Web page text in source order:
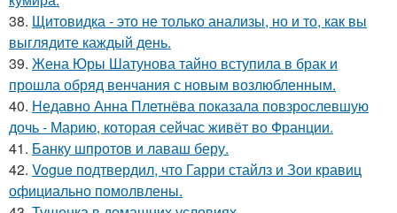
38. Щитовидка - это не только анализы, но и то, как вы
выглядите каждый день.
39. Жена Юры Шатунова тайно вступила в брак и
прошла обряд венчания с новым возлюбленным.
40. Недавно Анна Плетнёва показала повзрослевшую
дочь - Марию, которая сейчас живёт во Франции.
41. Банку шпротов и лаваш беру.
42. Vogue подтвердил, что Гарри стайлз и Зои кравиц
официально помолвлены.